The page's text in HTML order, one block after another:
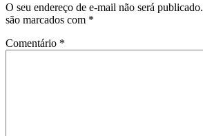
O seu endereço de e-mail não será publicado.
são marcados com *
Comentário *